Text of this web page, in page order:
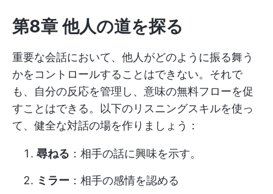
第8章 他人の道を探る
重要な会話において、他人がどのように振る舞う
かをコントロールすることはできない。それで
も、自分の反応を管理し、意味の無料フローを促
すことはできる。以下のリスニングスキルを使っ
て、健全な対話の場を作りましょう：
尋ねる ：相手の話に興味を示す。
ミラー ：相手の感情を認める